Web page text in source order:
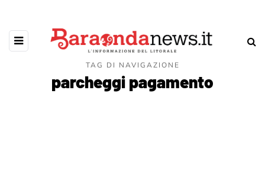
TAG DI NAVIGAZIONE
parcheggi pagamento